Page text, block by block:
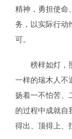
精神，勇担使命
务，以实际行动
可。
榜样如灯，
一样的瑞木人不
扬着一不怕苦、
的过程中成就自
得出、顶得上、